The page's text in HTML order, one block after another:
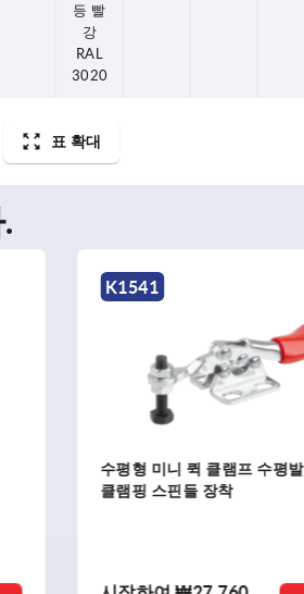
등 빨
강
RAL
3020
표 확대
K1541
수평형 미니 퀵 클램프 수평
클램핑 스핀들 장착